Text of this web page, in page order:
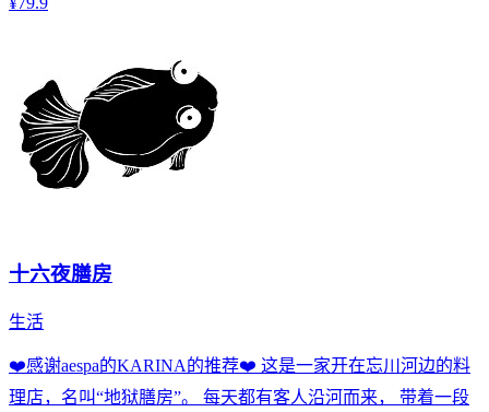
十六夜膳房
生活
❤️感谢aespa的KARINA的推荐❤️ 这是一家开在忘川河边的料
理店，名叫“地狱膳房”。 每天都有客人沿河而来， 带着一段